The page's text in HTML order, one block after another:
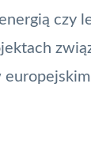
czy
europejskim